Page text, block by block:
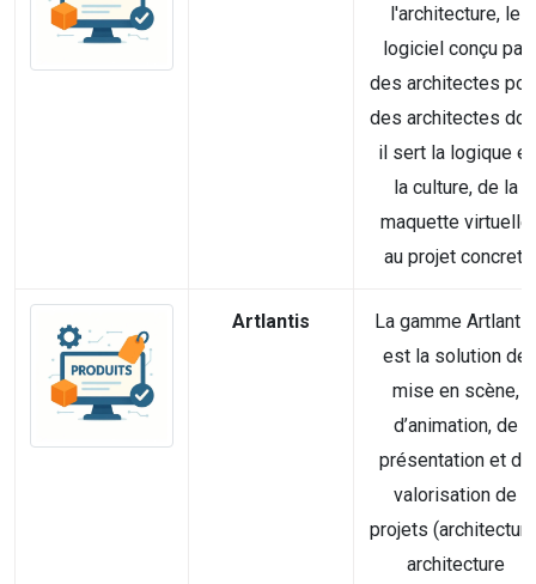
l'architecture, le
logiciel conçu par
des architectes
des architectes
il sert la logique et
la culture, de la
maquette virtuelle
au projet concret.
Artlantis
La gamme Artlantis
est la solution de
mise en scène,
d’animation, de
présentation et de
valorisation de
projets
architecture